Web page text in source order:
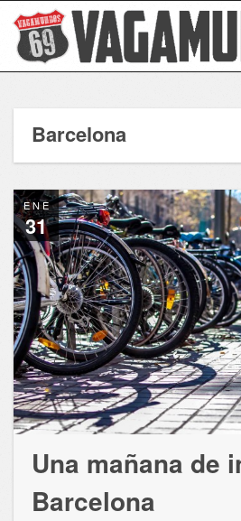
Barcelona
ENE
31
Una mañana de
Barcelona